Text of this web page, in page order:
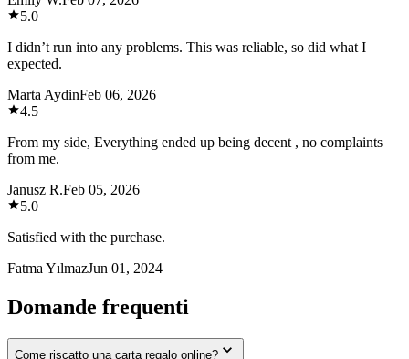
5.0
I didn’t run into any problems. This was reliable, so did what I
expected.
Marta AydinFeb 06, 2026
4.5
From my side, Everything ended up being decent , no complaints
from me.
Janusz R.Feb 05, 2026
5.0
Satisfied with the purchase.
Fatma YılmazJun 01, 2024
Domande frequenti
Come riscatto una carta regalo online?